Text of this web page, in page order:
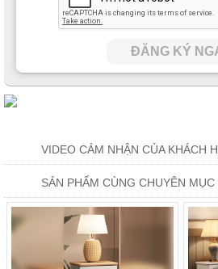
ĐĂNG KÝ
VIDEO CẢM NHẬN CỦA KHÁCH
SẢN PHẨM CÙNG CHUYÊN MỤC